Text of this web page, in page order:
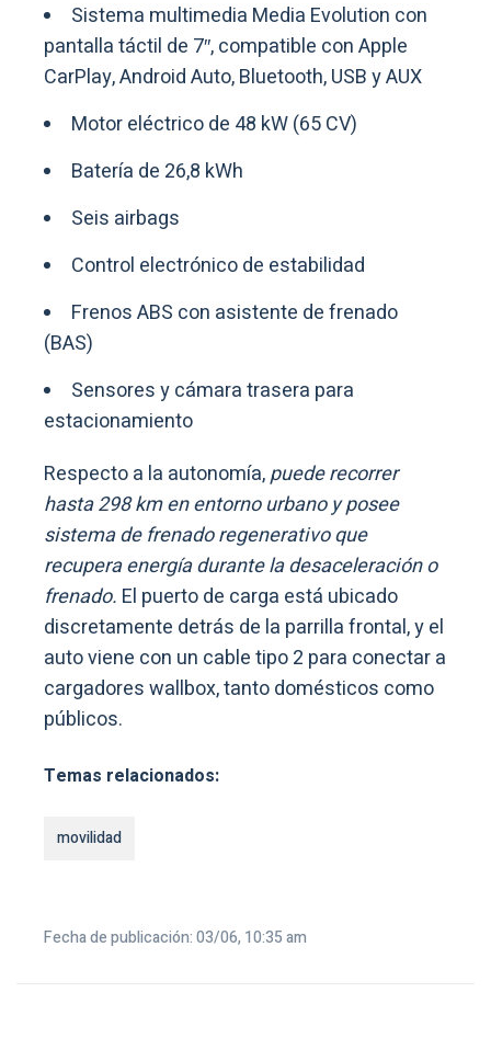
Sistema multimedia Media Evolution con
pantalla táctil de 7″, compatible con Apple
CarPlay, Android Auto, Bluetooth, USB y AUX
Motor eléctrico de 48 kW (65 CV)
Batería de 26,8 kWh
Seis airbags
Control electrónico de estabilidad
Frenos ABS con asistente de frenado
(BAS)
Sensores y cámara trasera para
estacionamiento
Respecto a la autonomía,puede recorrer
hasta 298 km en entorno urbano y posee
sistema de frenado regenerativo que
recupera energía durante la desaceleración o
frenado. El puerto de carga está ubicado
discretamente detrás de la parrilla frontal, y el
auto viene con un cable tipo 2 para conectar a
cargadores wallbox, tanto domésticos como
públicos.
Temas relacionados:
movilidad
Fecha de publicación: 03/06, 10:35 am